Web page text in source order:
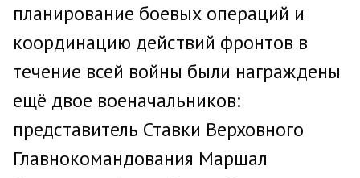
планирование боевых операций и
координацию действий фронтов в
течение всей войны были награждены
ещё двое военачальников:
представитель Ставки Верховного
Главнокомандования Маршал